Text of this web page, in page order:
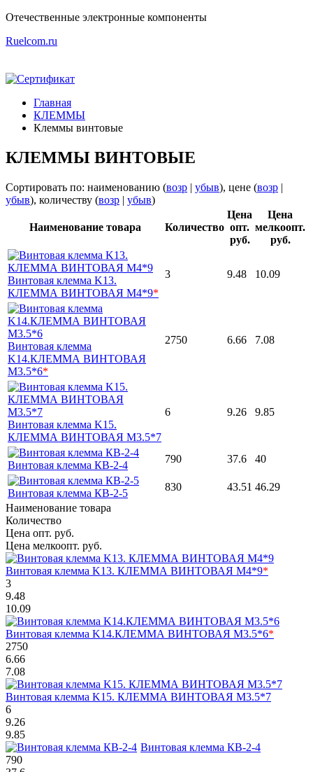
Отечественные электронные компоненты
Ruelcom.ru
Главная
КЛЕММЫ
Клеммы винтовые
КЛЕММЫ ВИНТОВЫЕ
Сортировать по: наименованию (возр | убыв), цене (возр |
убыв), количеству (возр | убыв)
Наименование товара Количество
Цена
опт.
руб.
Цена
мелкоопт.
руб.
Винтовая клемма K13.
КЛЕММА ВИНТОВАЯ M4*9*
3 9.48 10.09
Винтовая клемма
K14.КЛЕММА ВИНТОВАЯ
M3.5*6*
2750 6.66 7.08
Винтовая клемма K15.
КЛЕММА ВИНТОВАЯ M3.5*7
6 9.26 9.85
Винтовая клемма КВ-2-4
790 37.6 40
Винтовая клемма КВ-2-5
830 43.51 46.29
Наименование товара
Количество
Цена опт. руб.
Цена мелкоопт. руб.
Винтовая клемма K13. КЛЕММА ВИНТОВАЯ M4*9*
3
9.48
10.09
Винтовая клемма K14.КЛЕММА ВИНТОВАЯ M3.5*6*
2750
6.66
7.08
Винтовая клемма K15. КЛЕММА ВИНТОВАЯ M3.5*7
6
9.26
9.85
Винтовая клемма КВ-2-4
790